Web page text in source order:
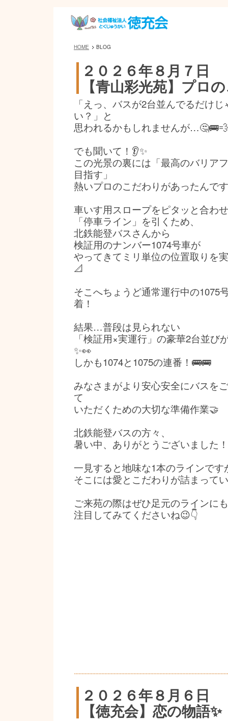
HOME BLOG
２０２６年８月７日
【青山彩光苑】プロ
「えっ、バスが2台並んでるだけじ
い？」と
思われるかもしれませんが…🤔🚌💨
でも聞いて！👂✨
この光景の裏には「最高のバリア
目指す」
熱いプロのこだわりがあったんで
車いす用スロープをピタッと合わ
「停車ライン」を引くため、
北鉄能登バスさんから
検証用のナンバー1074号車が
やってきてミリ単位の位置取りを
📐
そこへちょうど通常運行中の1075
着！
結果…普段は見られない
「検証用×実運行」の豪華2台並び
✨👀
しかも1074と1075の連番！🚌🚌
みなさまがより安心安全にバスを
て
いただくための大切な準備作業🤝
北鉄能登バスの方々、
暑い中、ありがとうございました
一見すると地味な1本のラインです
そこには愛とこだわりが詰まって
ご来苑の際はぜひ足元のラインにも
注目してみてくださいね😉👇
２０２６年８月６日
【徳充会】恋の物語✨